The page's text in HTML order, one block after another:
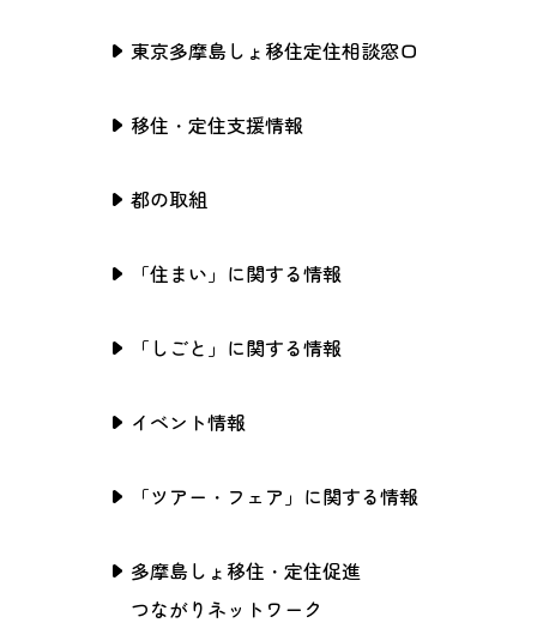
東京多摩島しょ移住定住相談窓口
移住・定住支援情報
都の取組
「住まい」に関する情報
「しごと」に関する情報
イベント情報
「ツアー・フェア」に関する情報
多摩島しょ移住・定住促進
つながりネットワーク